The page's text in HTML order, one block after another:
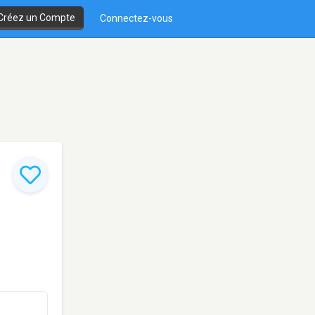
un Compte Connectez-vous